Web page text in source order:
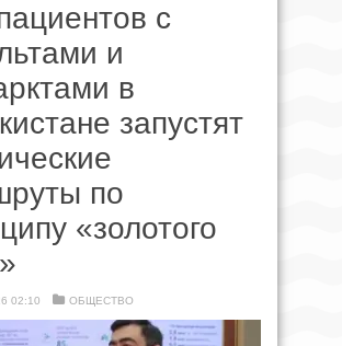
с
и
в
запустят
по
«золотого
02:10 ОБЩЕСТВО